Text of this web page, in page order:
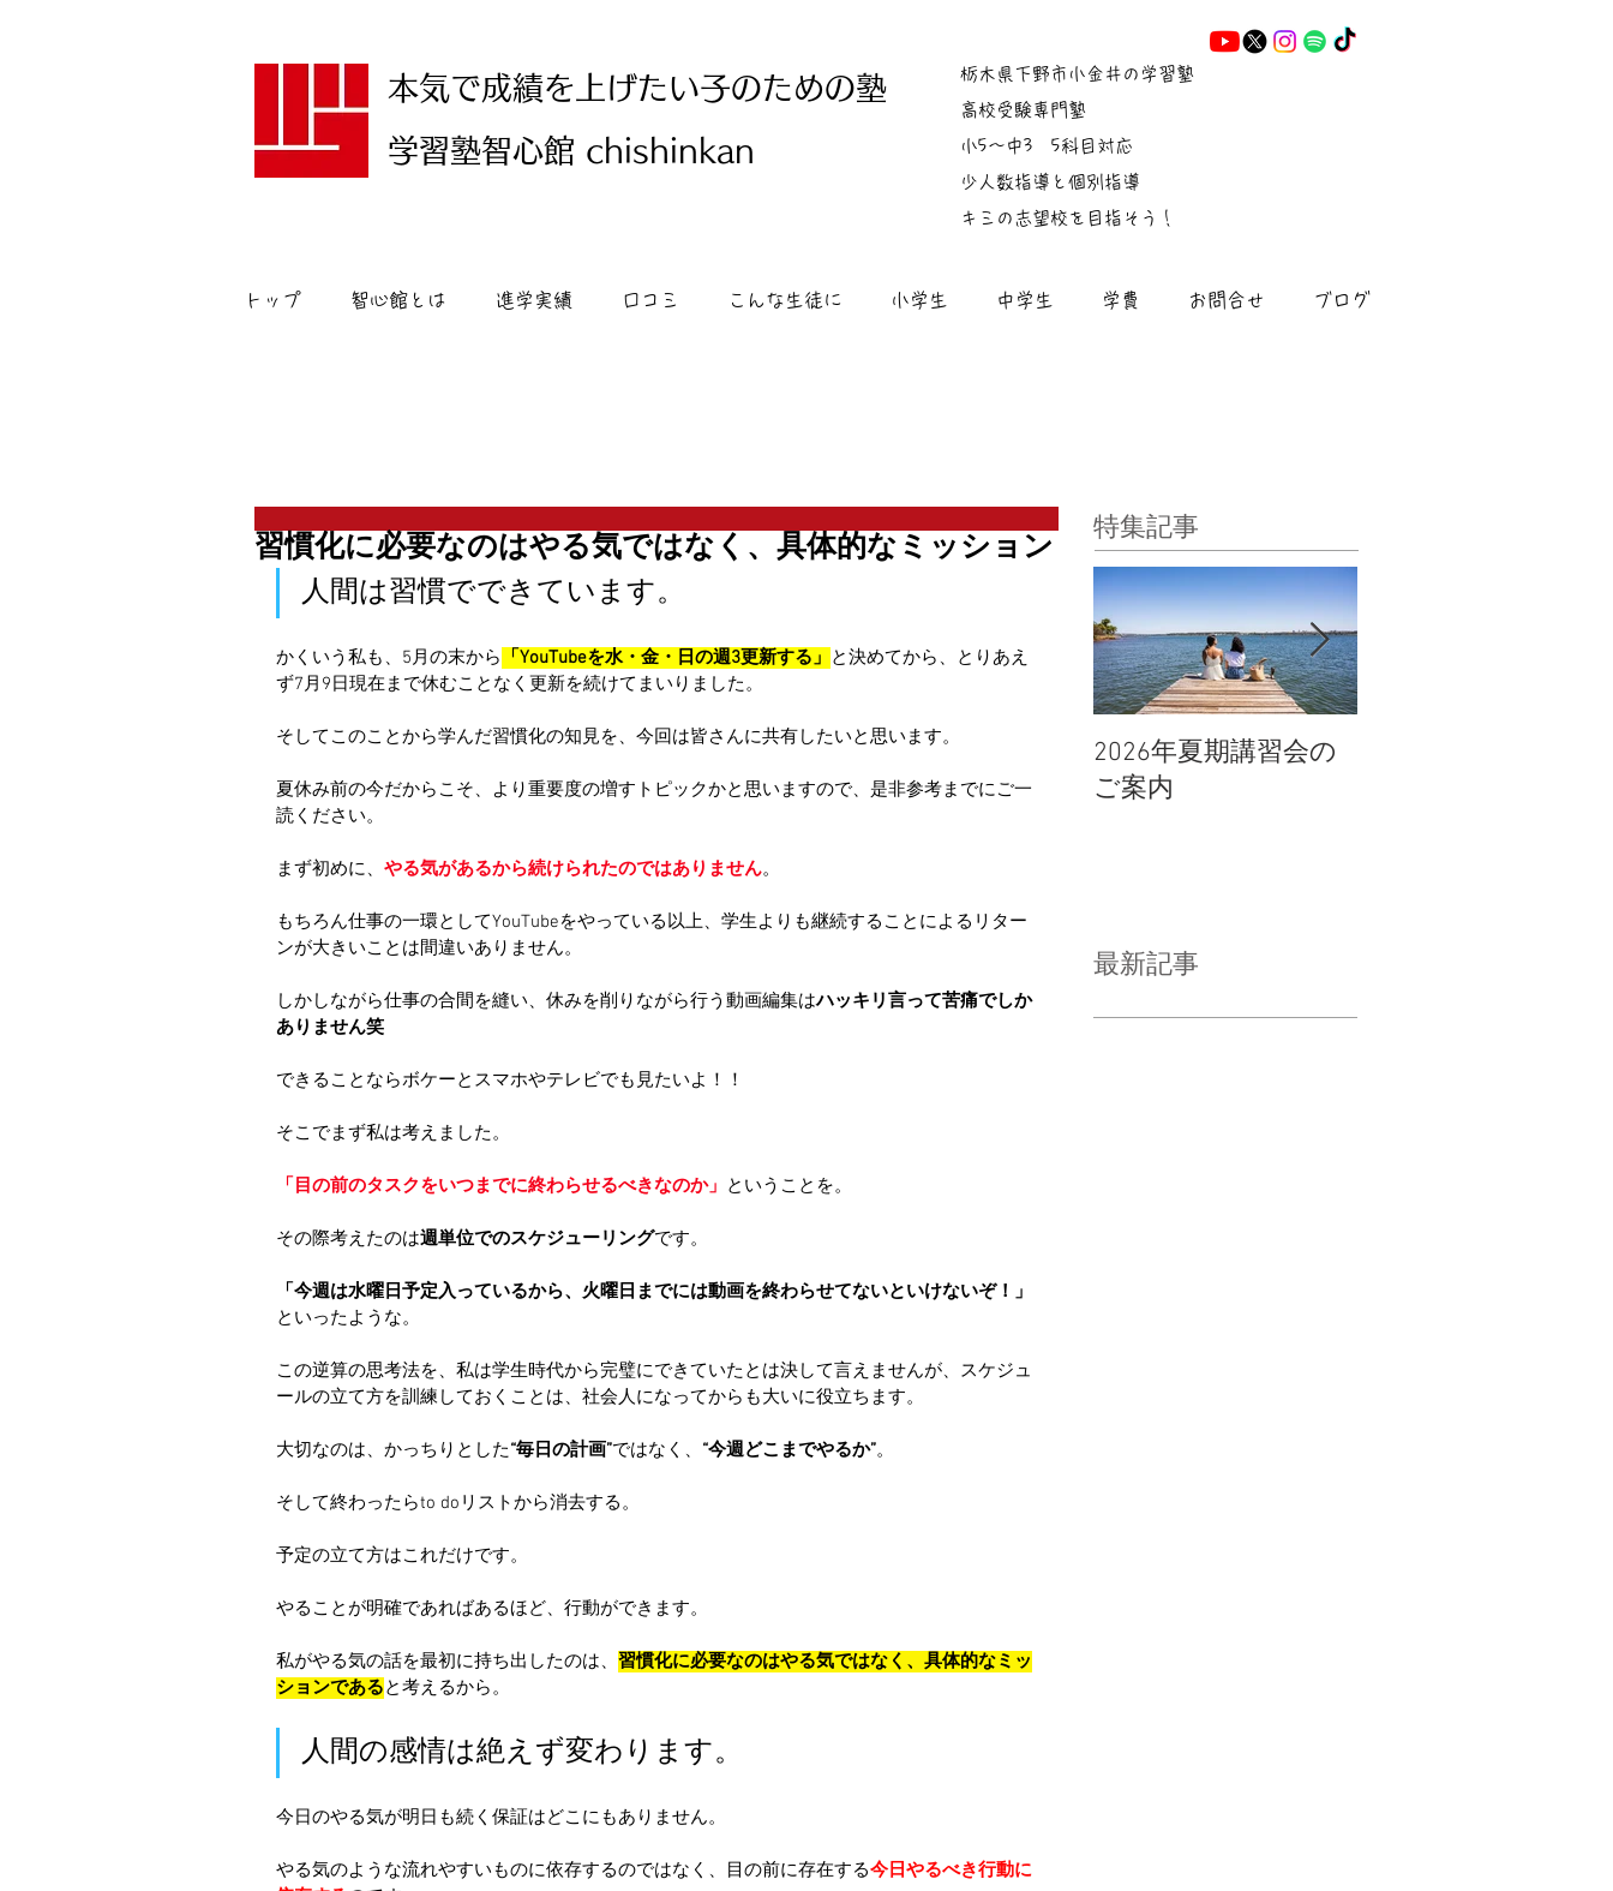
本気で成績を上げたい子のための塾
学習塾智心館 chishinkan
栃木県下野市小金井の学習塾
高校受験専門塾
小5～中3 5科目対応
少人数指導と個別指導
キミの志望校を目指そう！
トップ 智心館とは 進学実績 口コミ こんな生徒に 小学生 中学生 学費 お問合せ ブログ
習慣化に必要なのはやる気ではなく、具体的なミッション
人間は習慣でできています。
かくいう私も、5月の末から 「YouTubeを水・金・日の週3更新する」 と決めてから、とりあえ
ず7月9日現在まで休むことなく更新を続けてまいりました。
そしてこのことから学んだ習慣化の知見を、今回は皆さんに共有したいと思います。
夏休み前の今だからこそ、より重要度の増すトピックかと思いますので、是非参考までにご一
読ください。
まず初めに、 やる気があるから続けられたのではありません。
もちろん仕事の一環としてYouTubeをやっている以上、学生よりも継続することによるリター
ンが大きいことは間違いありません。
しかしながら仕事の合間を縫い、休みを削りながら行う動画編集はハッキリ言って苦痛でしか
ありません笑
できることならボケーとスマホやテレビでも見たいよ！！
そこでまず私は考えました。
「目の前のタスクをいつまでに終わらせるべきなのか」 ということを。
その際考えたのは週単位でのスケジューリングです。
「今週は水曜日予定入っているから、火曜日までには動画を終わらせてないといけないぞ！」
といったような。
この逆算の思考法を、私は学生時代から完璧にできていたとは決して言えませんが、スケジュ
ールの立て方を訓練しておくことは、社会人になってからも大いに役立ちます。
大切なのは、かっちりとした“毎日の計画”ではなく、 “今週どこまでやるか”。
そして終わったらto doリストから消去する。
予定の立て方はこれだけです。
やることが明確であればあるほど、行動ができます。
私がやる気の話を最初に持ち出したのは、 習慣化に必要なのはやる気ではなく、具体的なミッ
ションであると考えるから。
人間の感情は絶えず変わります。
今日のやる気が明日も続く保証はどこにもありません。
やる気のような流れやすいものに依存するのではなく、目の前に存在する今日やるべき行動に
特集記事
2026年夏期講習会の
ご案内
最新記事